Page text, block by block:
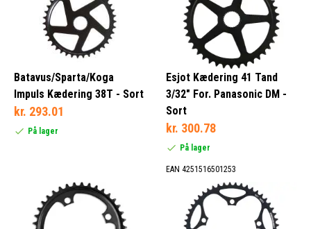
Kulstof (2)
Metal (11)
Inox (7)
Gul (2)
Batavus/Sparta/Koga
Impuls Kædering 38T - Sort
kr. 293.01
På lager
Esjot Kædering 41 Tand
3/32" For. Panasonic DM -
Sort
kr. 300.78
På lager
EAN 4251516501253